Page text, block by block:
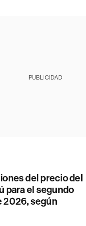
PUBLICIDAD
del precio del
para el segundo
2026, según